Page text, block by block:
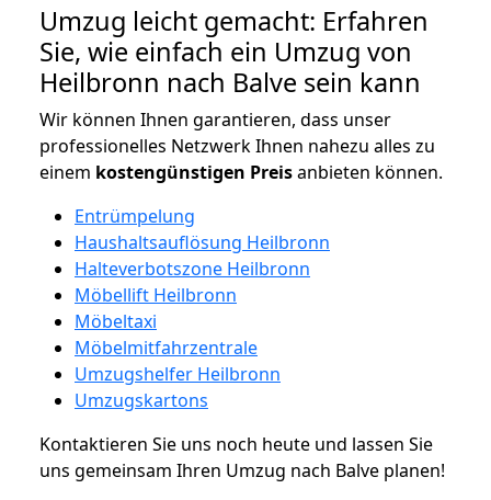
Umzug leicht gemacht: Erfahren
Sie, wie einfach ein Umzug von
Heilbronn nach Balve sein kann
Wir können Ihnen garantieren, dass unser
professionelles Netzwerk Ihnen nahezu alles zu
einem kostengünstigen Preisanbieten können.
Entrümpelung
Haushaltsauflösung Heilbronn
Halteverbotszone Heilbronn
Möbellift Heilbronn
Möbeltaxi
Möbelmitfahrzentrale
Umzugshelfer Heilbronn
Umzugskartons
Kontaktieren Sie uns noch heute und lassen Sie
uns gemeinsam Ihren Umzug nach Balve planen!